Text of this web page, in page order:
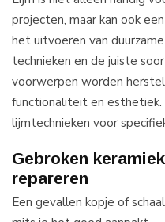
projecten, maar kan ook
het uitvoeren van
technieken en de juiste
voorwerpen worden
functionaliteit en esthetiek.
lijmtechnieken voor
Gebroken
repareren
Een gevallen kopje of